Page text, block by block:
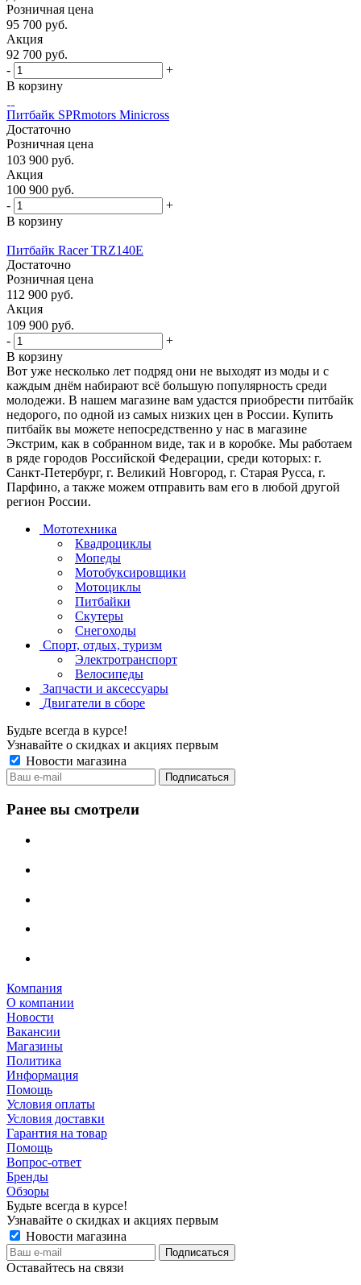
Розничная цена
95 700 руб.
Акция
92 700 руб.
-
+
В корзину
Питбайк SPRmotors Minicross
Достаточно
Розничная цена
103 900 руб.
Акция
100 900 руб.
-
+
В корзину
Питбайк Racer TRZ140E
Достаточно
Розничная цена
112 900 руб.
Акция
109 900 руб.
-
+
В корзину
Вот уже несколько лет подряд они не выходят из моды и с
каждым днём набирают всё большую популярность среди
молодежи. В нашем магазине вам удастся приобрести питбайк
недорого, по одной из самых низких цен в России. Купить
питбайк вы можете непосредственно у нас в магазине
Экстрим, как в собранном виде, так и в коробке. Мы работаем
в ряде городов Российской Федерации, среди которых: г.
Санкт-Петербург, г. Великий Новгород, г. Старая Русса, г.
Парфино, а также можем отправить вам его в любой другой
регион России.
Мототехника
Квадроциклы
Мопеды
Мотобуксировщики
Мотоциклы
Питбайки
Скутеры
Снегоходы
Спорт, отдых, туризм
Электротранспорт
Велосипеды
Запчасти и аксессуары
Двигатели в сборе
Будьте всегда в курсе!
Узнавайте о скидках и акциях первым
Новости магазина
Ранее вы смотрели
Компания
О компании
Новости
Вакансии
Магазины
Политика
Информация
Помощь
Условия оплаты
Условия доставки
Гарантия на товар
Помощь
Вопрос-ответ
Бренды
Обзоры
Будьте всегда в курсе!
Узнавайте о скидках и акциях первым
Новости магазина
Оставайтесь на связи